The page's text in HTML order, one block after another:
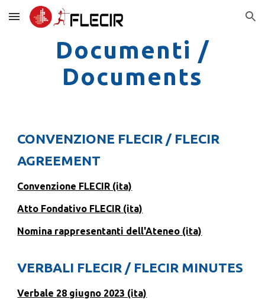
Skip to main content Skip to navigation
Documenti /
Documents
CONVENZIONE FLECIR / FLECIR
AGREEMENT
Convenzione FLECIR (ita)
Atto Fondativo FLECIR (ita)
Nomina rappresentanti dell'Ateneo (ita)
VERBALI FLECIR / FLECIR MINUTES
Verbale 28 giugno 2023 (ita)